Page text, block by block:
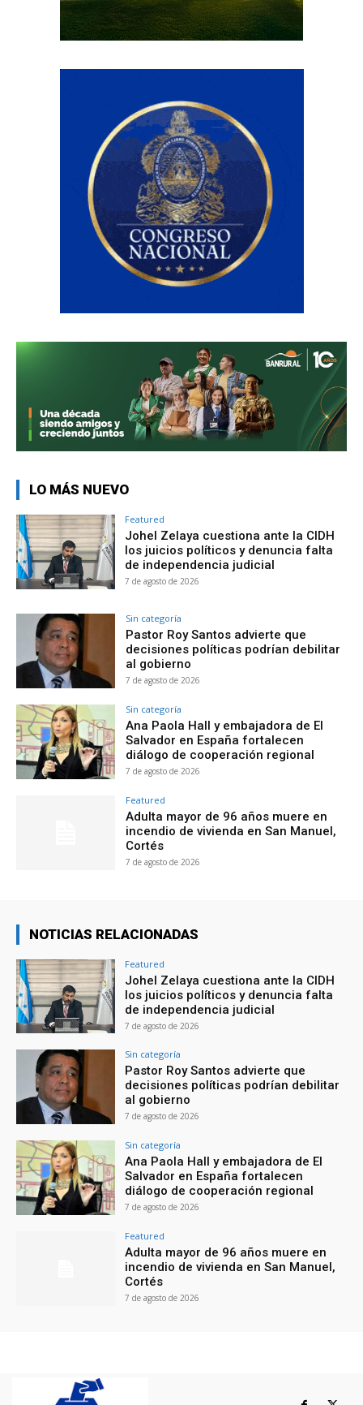
LO MÁS NUEVO
Featured
Johel Zelaya cuestiona ante la CIDH
los juicios políticos y denuncia falta
de independencia judicial
7 de agosto de 2026
Sin categoría
Pastor Roy Santos advierte que
decisiones políticas podrían debilitar
al gobierno
7 de agosto de 2026
Sin categoría
Ana Paola Hall y embajadora de El
Salvador en España fortalecen
diálogo de cooperación regional
7 de agosto de 2026
Featured
Adulta mayor de 96 años muere en
incendio de vivienda en San Manuel,
Cortés
7 de agosto de 2026
NOTICIAS RELACIONADAS
Featured
Johel Zelaya cuestiona ante la CIDH
los juicios políticos y denuncia falta
de independencia judicial
7 de agosto de 2026
Sin categoría
Pastor Roy Santos advierte que
decisiones políticas podrían debilitar
al gobierno
7 de agosto de 2026
Sin categoría
Ana Paola Hall y embajadora de El
Salvador en España fortalecen
diálogo de cooperación regional
7 de agosto de 2026
Featured
Adulta mayor de 96 años muere en
incendio de vivienda en San Manuel,
Cortés
7 de agosto de 2026